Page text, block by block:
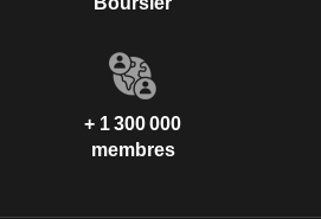
+ 1 300 000
membres